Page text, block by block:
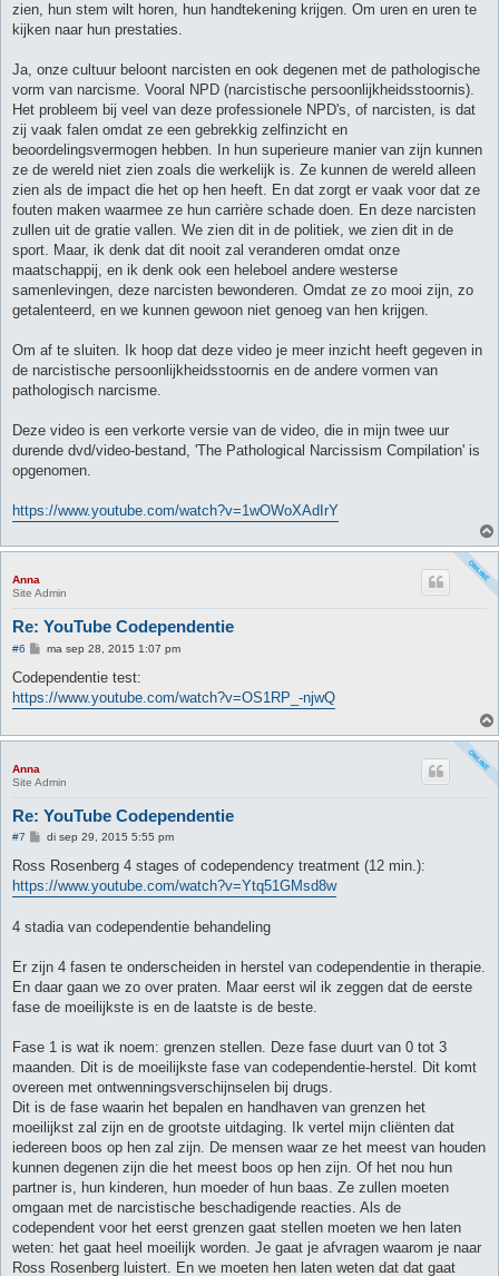
zien, hun stem wilt horen, hun handtekening krijgen. Om uren en uren te
kijken naar hun prestaties.
Ja, onze cultuur beloont narcisten en ook degenen met de pathologische
vorm van narcisme. Vooral NPD (narcistische persoonlijkheidsstoornis).
Het probleem bij veel van deze professionele NPD's, of narcisten, is dat
zij vaak falen omdat ze een gebrekkig zelfinzicht en
beoordelingsvermogen hebben. In hun superieure manier van zijn kunnen
ze de wereld niet zien zoals die werkelijk is. Ze kunnen de wereld alleen
zien als de impact die het op hen heeft. En dat zorgt er vaak voor dat ze
fouten maken waarmee ze hun carrière schade doen. En deze narcisten
zullen uit de gratie vallen. We zien dit in de politiek, we zien dit in de
sport. Maar, ik denk dat dit nooit zal veranderen omdat onze
maatschappij, en ik denk ook een heleboel andere westerse
samenlevingen, deze narcisten bewonderen. Omdat ze zo mooi zijn, zo
getalenteerd, en we kunnen gewoon niet genoeg van hen krijgen.
Om af te sluiten. Ik hoop dat deze video je meer inzicht heeft gegeven in
de narcistische persoonlijkheidsstoornis en de andere vormen van
pathologisch narcisme.
Deze video is een verkorte versie van de video, die in mijn twee uur
durende dvd/video-bestand, 'The Pathological Narcissism Compilation' is
opgenomen.
https://www.youtube.com/watch?v=1wOWoXAdIrY
Anna
Site Admin
Re: YouTube Codependentie
#6
B
r
c
ma sep 28, 2015 1:07 pm
Codependentie test:
https://www.youtube.com/watch?v=OS1RP_-njwQ
Anna
Site Admin
Re: YouTube Codependentie
#7
B
r
c
di sep 29, 2015 5:55 pm
Ross Rosenberg 4 stages of codependency treatment (12 min.):
https://www.youtube.com/watch?v=Ytq51GMsd8w
4 stadia van codependentie behandeling
Er zijn 4 fasen te onderscheiden in herstel van codependentie in therapie.
En daar gaan we zo over praten. Maar eerst wil ik zeggen dat de eerste
fase de moeilijkste is en de laatste is de beste.
Fase 1 is wat ik noem: grenzen stellen. Deze fase duurt van 0 tot 3
maanden. Dit is de moeilijkste fase van codependentie-herstel. Dit komt
overeen met ontwenningsverschijnselen bij drugs.
Dit is de fase waarin het bepalen en handhaven van grenzen het
moeilijkst zal zijn en de grootste uitdaging. Ik vertel mijn cliënten dat
iedereen boos op hen zal zijn. De mensen waar ze het meest van houden
kunnen degenen zijn die het meest boos op hen zijn. Of het nou hun
partner is, hun kinderen, hun moeder of hun baas. Ze zullen moeten
omgaan met de narcistische beschadigende reacties. Als de
codependent voor het eerst grenzen gaat stellen moeten we hen laten
weten: het gaat heel moeilijk worden. Je gaat je afvragen waarom je naar
Ross Rosenberg luistert. En we moeten hen laten weten dat dat gaat